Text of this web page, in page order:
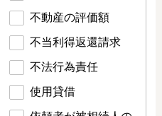
不動産の評価額
不当利得返還請求
不法行為責任
使用貸借